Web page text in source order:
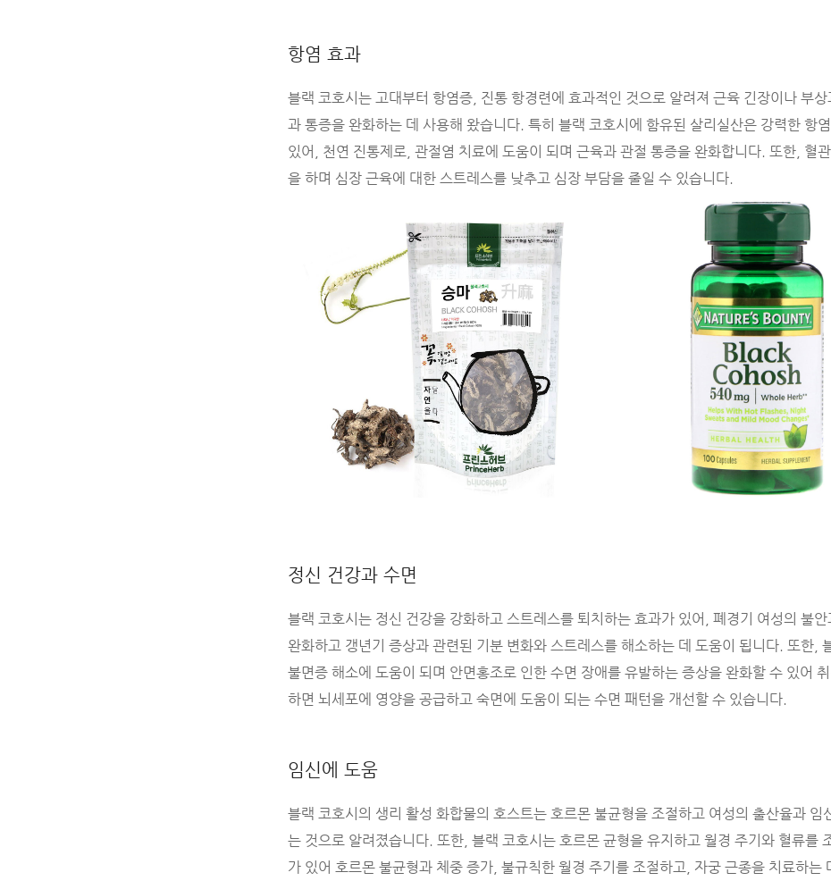
항염 효과
블랙 코호시는 고대부터 항염증, 진통 항경련에 효과적인 것으로 알려져 근육 긴장이나 부상
과 통증을 완화하는 데 사용해 왔습니다. 특히 블랙 코호시에 함유된 살리실산은 강력한 항
있어, 천연 진통제로, 관절염 치료에 도움이 되며 근육과 관절 통증을 완화합니다. 또한, 혈
을 하며 심장 근육에 대한 스트레스를 낮추고 심장 부담을 줄일 수 있습니다.
정신 건강과 수면
블랙 코호시는 정신 건강을 강화하고 스트레스를 퇴치하는 효과가 있어, 폐경기 여성의 불
완화하고 갱년기 증상과 관련된 기분 변화와 스트레스를 해소하는 데 도움이 됩니다. 또한,
불면증 해소에 도움이 되며 안면홍조로 인한 수면 장애를 유발하는 증상을 완화할 수 있어
하면 뇌세포에 영양을 공급하고 숙면에 도움이 되는 수면 패턴을 개선할 수 있습니다.
임신에 도움
블랙 코호시의 생리 활성 화합물의 호스트는 호르몬 불균형을 조절하고 여성의 출산율과 임
는 것으로 알려졌습니다. 또한, 블랙 코호시는 호르몬 균형을 유지하고 월경 주기와 혈류를
가 있어 호르몬 불균형과 체중 증가, 불규칙한 월경 주기를 조절하고, 자궁 근종을 치료하는